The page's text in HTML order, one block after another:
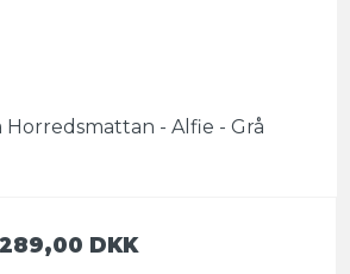
- Alfie - Grå
289,00 DKK